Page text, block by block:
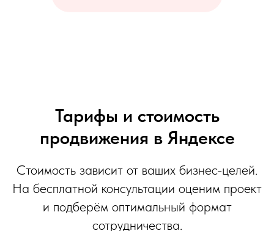
Тарифы и стоимость
продвижения в Яндексе
Стоимость зависит от ваших бизнес-целей.
На бесплатной консультации оценим проект
и подберём оптимальный формат
сотрудничества.